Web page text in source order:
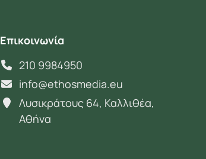
Επικοινωνία
210 9984950
info@ethosmedia.eu
Λυσικράτους 64, Καλλιθέα,
Αθήνα